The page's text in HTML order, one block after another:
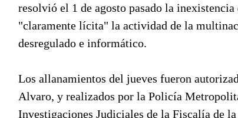
resolvió el 1 de agosto pasado la
"claramente lícita" la actividad de la
desregulado e informático.
Los allanamientos del jueves fueron
Alvaro, y realizados por la Policía
Investigaciones Judiciales de la Fiscalía de